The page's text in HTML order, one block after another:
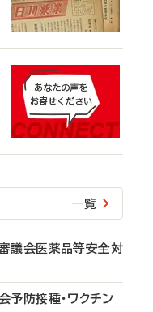
一覧
議会医薬品等安全対
防接種・ワクチン